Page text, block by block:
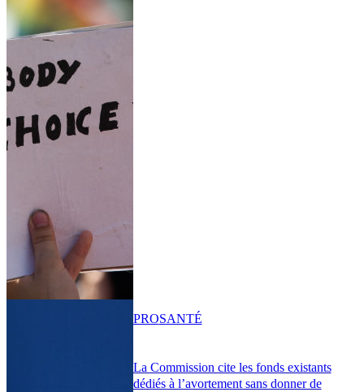
La Commission cite les fonds existants
dédiés à l’avortement sans donner de
PROSANTÉ